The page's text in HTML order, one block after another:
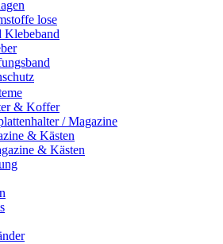
lose
Klebeband
& Koffer
/ Magazine
& Kästen
& Kästen